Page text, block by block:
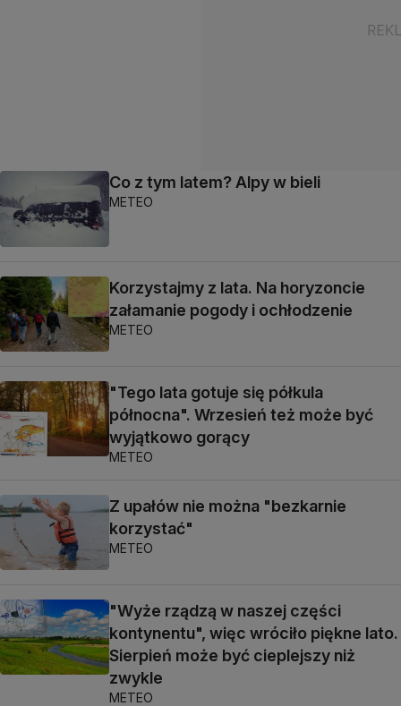
Co z tym latem? Alpy w bieli
METEO
Korzystajmy z lata. Na horyzoncie
załamanie pogody i ochłodzenie
METEO
"Tego lata gotuje się półkula
północna". Wrzesień też może być
wyjątkowo gorący
METEO
Z upałów nie można "bezkarnie
korzystać"
METEO
"Wyże rządzą w naszej części
kontynentu", więc wróciło piękne lato.
Sierpień może być cieplejszy niż
zwykle
METEO